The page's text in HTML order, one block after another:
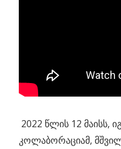
2022 წლის 12 მაისს,
კოლაბორაციამ,